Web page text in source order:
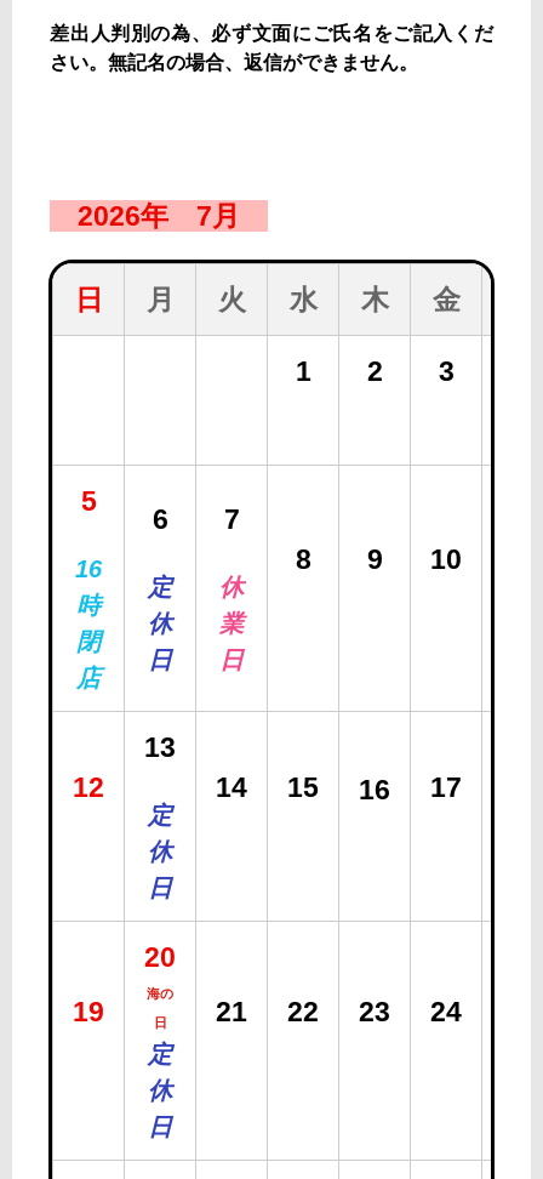
差出人判別の為、必ず文面にご氏名をご記入くだ
さい。無記名の場合、返信ができません。
2026年 7月
日 月 火 水 木 金
1 2 3
5
16
時
閉
店
6
定
休
日
7
休
業
日
8 9 10
12
13
定
休
日
14 15 16 17
19
20
海の
日
定
休
日
21 22 23 24